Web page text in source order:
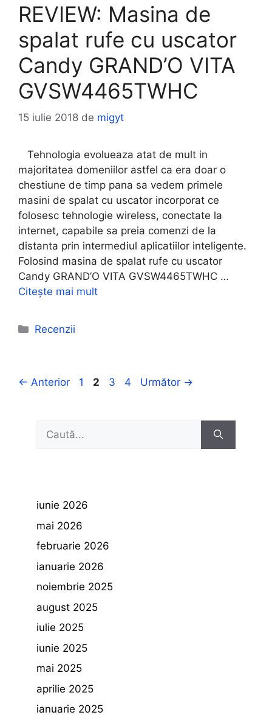
REVIEW: Masina de
spalat rufe cu uscator
Candy GRAND’O VITA
GVSW4465TWHC
15 iulie 2018 de migyt
Tehnologia evolueaza atat de mult in
majoritatea domeniilor astfel ca era doar o
chestiune de timp pana sa vedem primele
masini de spalat cu uscator incorporat ce
folosesc tehnologie wireless, conectate la
internet, capabile sa preia comenzi de la
distanta prin intermediul aplicatiilor inteligente.
Folosind masina de spalat rufe cu uscator
Candy GRAND’O VITA GVSW4465TWHC …
Citește mai mult
Categorii
Recenzii
← Anterior Pagina
1 Pagina
2 Pagina
3 Pagina
4 Următor →
Caută
iunie 2026
mai 2026
februarie 2026
ianuarie 2026
noiembrie 2025
august 2025
iulie 2025
iunie 2025
mai 2025
aprilie 2025
ianuarie 2025